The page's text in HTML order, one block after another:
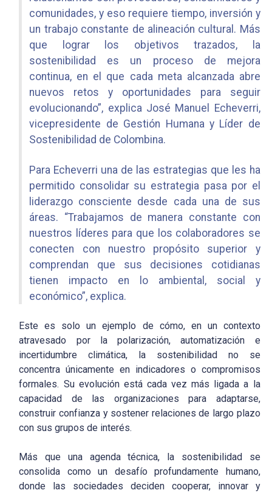
comunidades, y eso requiere tiempo, inversión y
un trabajo constante de alineación cultural. Más
que lograr los objetivos trazados, la
sostenibilidad es un proceso de mejora
continua, en el que cada meta alcanzada abre
nuevos retos y oportunidades para seguir
evolucionando”, explica José Manuel Echeverri,
vicepresidente de Gestión Humana y Líder de
Sostenibilidad de Colombina.
Para Echeverri una de las estrategias que les ha
permitido consolidar su estrategia pasa por el
liderazgo consciente desde cada una de sus
áreas. “Trabajamos de manera constante con
nuestros líderes para que los colaboradores se
conecten con nuestro propósito superior y
comprendan que sus decisiones cotidianas
tienen impacto en lo ambiental, social y
económico”, explica.
Este es solo un ejemplo de cómo, en un contexto
atravesado por la polarización, automatización e
incertidumbre climática, la sostenibilidad no se
concentra únicamente en indicadores o compromisos
formales. Su evolución está cada vez más ligada a la
capacidad de las organizaciones para adaptarse,
construir confianza y sostener relaciones de largo plazo
con sus grupos de interés.
Más que una agenda técnica, la sostenibilidad se
consolida como un desafío profundamente humano,
donde las sociedades deciden cooperar, innovar y